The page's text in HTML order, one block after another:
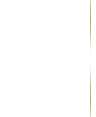
Epson SureColor SC-T5700DM